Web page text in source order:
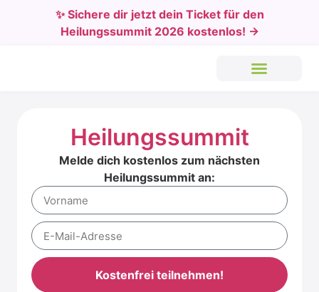
✨ Sichere dir jetzt dein Ticket für den
Heilungssummit 2026 kostenlos! →
Heilungssummit
Melde dich kostenlos zum nächsten
Heilungssummit an:
Kostenfrei teilnehmen!